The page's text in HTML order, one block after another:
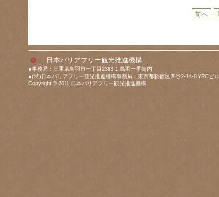
前へ
日本バリアフリー観光推進機構
●事務局：三重県鳥羽市一丁目2383-1 鳥羽一番街内
●(特)日本バリアフリー観光推進機構事務局：東京都新宿区四谷2-14-8 YPCビ
Copyright © 2011 日本バリアフリー観光推進機構